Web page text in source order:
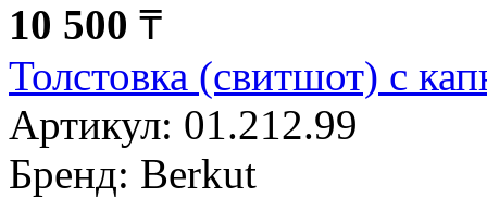
10 500 ₸
Толстовка (свитшот) с
Артикул: 01.212.99
Бренд: Berkut